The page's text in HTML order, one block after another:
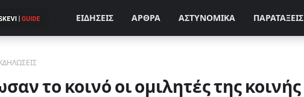
ΕΙΔΗΣΕΙΣ ΑΡΘΡΑ ΑΣΤΥΝΟΜΙΚΑ ΠΑΡΑΤΑΞΕΙΣ
το κοινό οι ομιλητές της κοινής